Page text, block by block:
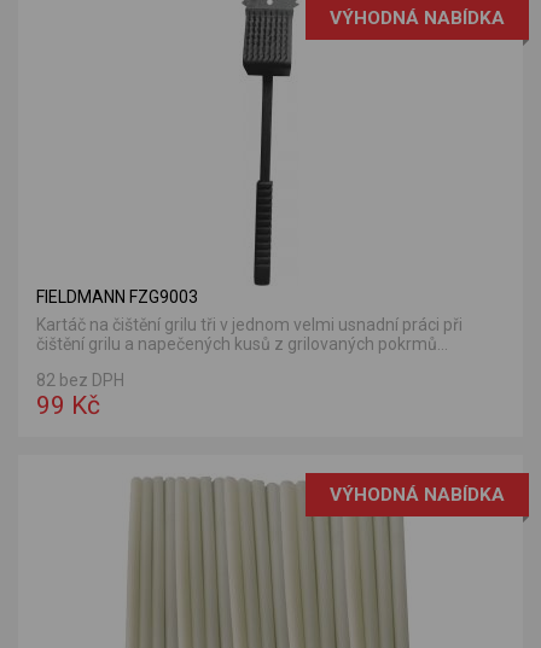
VÝHODNÁ NABÍDKA
FIELDMANN FZG9003
Kartáč na čištění grilu tři v jednom velmi usnadní práci při
čištění grilu a napečených kusů z grilovaných pokrmů...
82 bez DPH
99 Kč
VÝHODNÁ NABÍDKA